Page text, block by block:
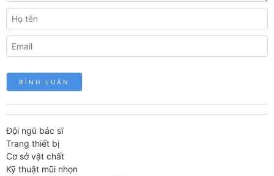
Đội ngũ bác sĩ
Trang thiết bị
Cơ sở vật chất
Kỹ thuật mũi nhọn